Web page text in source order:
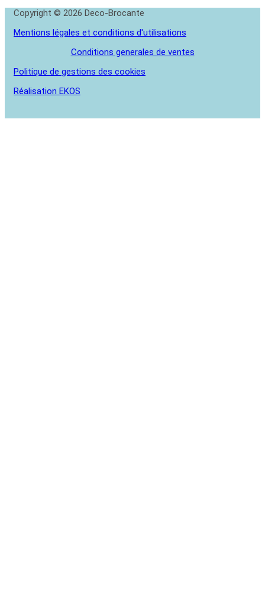
Copyright © 2026 Deco-Brocante
Mentions légales et conditions d'utilisations
Conditions generales de ventes
Politique de gestions des cookies
Réalisation EKOS